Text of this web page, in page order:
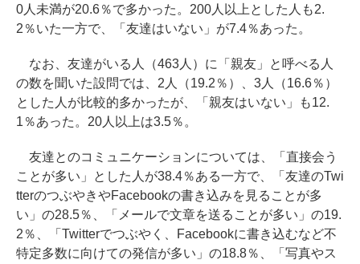
0人未満が20.6％で多かった。200人以上とした人も2.
2％いた一方で、「友達はいない」が7.4％あった。
なお、友達がいる人（463人）に「親友」と呼べる人
の数を聞いた設問では、2人（19.2％）、3人（16.6％）
とした人が比較的多かったが、「親友はいない」も12.
1％あった。20人以上は3.5％。
友達とのコミュニケーションについては、「直接会う
ことが多い」とした人が38.4％ある一方で、「友達のTwi
tterのつぶやきやFacebookの書き込みを見ることが多
い」の28.5％、「メールで文章を送ることが多い」の19.
2％、「Twitterでつぶやく、Facebookに書き込むなど不
特定多数に向けての発信が多い」の18.8％、「写真やス